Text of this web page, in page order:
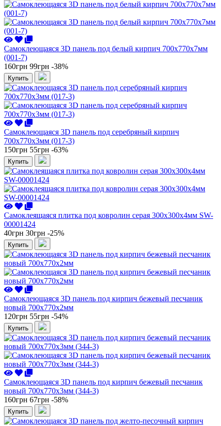
Самоклеющаяся 3D панель под белый кирпич 700x770x7мм
(001-7)
160грн 99грн -38%
Купить
Самоклеющаяся 3D панель под серебряный кирпич
700x770x3мм (017-3)
150грн 55грн -63%
Купить
Самоклеящаяся плитка под ковролин серая 300х300х4мм SW-
00001424
40грн 30грн -25%
Купить
Самоклеющаяся 3D панель под кирпич бежевый песчаник
новый 700x770x2мм
120грн 55грн -54%
Купить
Самоклеющаяся 3D панель под кирпич бежевый песчаник
новый 700x770x3мм (344-3)
160грн 67грн -58%
Купить